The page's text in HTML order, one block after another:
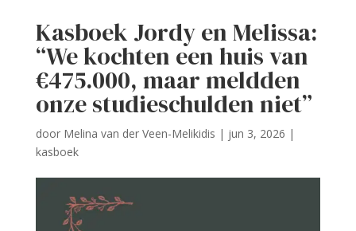
Kasboek Jordy en Melissa:
“We kochten een huis van
€475.000, maar meldden
onze studieschulden niet”
door Melina van der Veen-Melikidis | jun 3, 2026 |
kasboek